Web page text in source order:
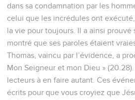
dans sa condamnation par les
celui que les incrédules ont
la vie pour toujours. Il a ainsi prouvé
montré que ses paroles étaient
Thomas, vaincu par l’évidence, a
Mon Seigneur et mon Dieu »
lecteurs à en faire autant. Ces
écrits pour que vous croyiez que